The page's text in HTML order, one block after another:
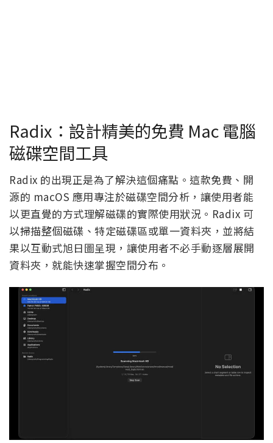
Radix：設計精美的免費 Mac 電腦
磁碟空間工具
Radix 的出現正是為了解決這個痛點。這款免費、開
源的 macOS 應用專注於磁碟空間分析，讓使用者能
以更直覺的方式理解磁碟的實際使用狀況。Radix 可
以掃描整個磁碟、特定磁碟區或單一資料夾，並將結
果以互動式旭日圖呈現，讓使用者不必手動逐層展開
資料夾，就能快速掌握空間分布。